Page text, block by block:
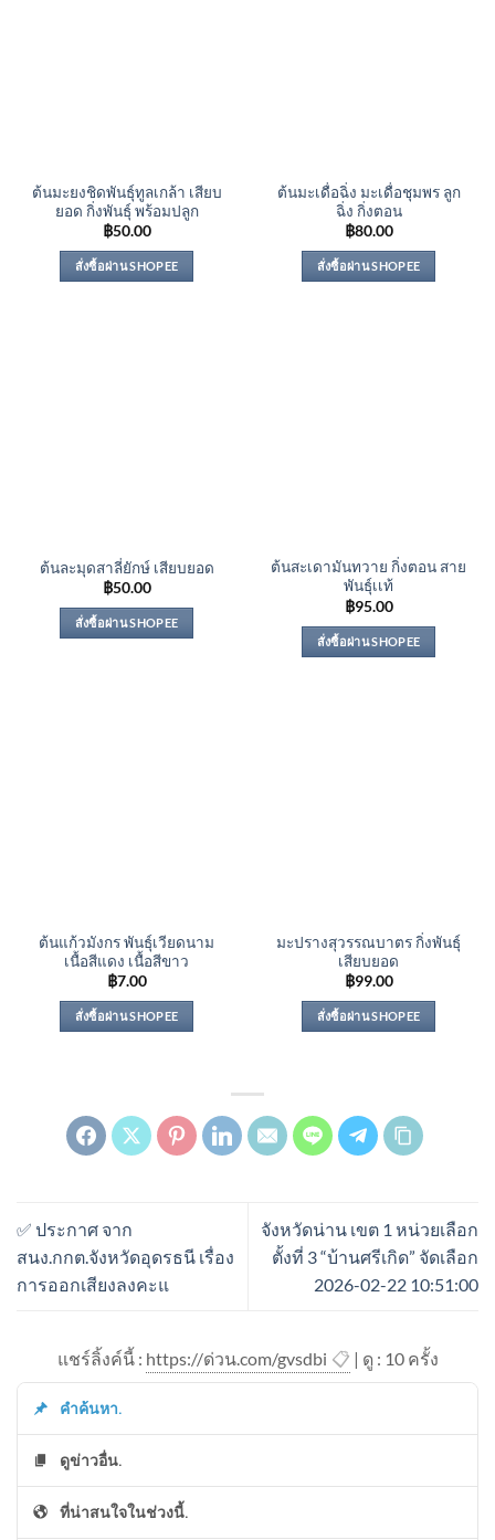
ต้นมะยงชิดพันธุ์ทูลเกล้า เสียบ
ยอด กิ่งพันธุ์ พร้อมปลูก
฿50.00
สั่งซื้อผ่าน SHOPEE
ต้นมะเดื่อฉิ่ง มะเดื่อชุมพร ลูก
ฉิ่ง กิ่งตอน
฿80.00
สั่งซื้อผ่าน SHOPEE
ต้นละมุดสาลี่ยักษ์ เสียบยอด
฿50.00
สั่งซื้อผ่าน SHOPEE
ต้นสะเดามันทวาย กิ่งตอน สาย
พันธุ์เเท้
฿95.00
สั่งซื้อผ่าน SHOPEE
ต้นแก้วมังกร พันธุ์เวียดนาม
เนื้อสีแดง เนื้อสีขาว
฿7.00
สั่งซื้อผ่าน SHOPEE
มะปรางสุวรรณบาตร กิ่งพันธุ์
เสียบยอด
฿99.00
สั่งซื้อผ่าน SHOPEE
✅ ประกาศ จาก
สนง.กกต.จังหวัดอุดรธนี เรื่อง
การออกเสียงลงคะแ
จังหวัดน่าน เขต 1 หน่วยเลือก
ตั้งที่ 3 “บ้านศรีเกิด” จัดเลือก
2026-02-22 10:51:00
แชร์ลิ้งค์นี้ : https://ด่วน.com/gvsdbi 📋 | ดู : 10ครั้ง
คำค้นหา.
ดูข่าวอื่น.
ที่น่าสนใจในช่วงนี้.